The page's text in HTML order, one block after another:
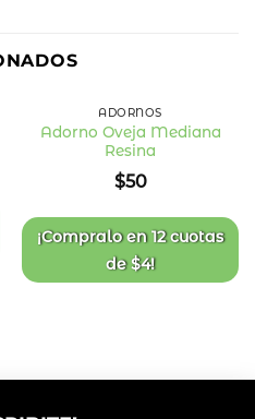
ADORNOS
Adorno Oveja Mediana
Resina
$50
¡Compralo en12 cuotas
de$4!